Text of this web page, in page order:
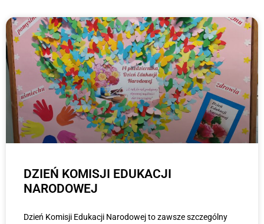
DZIEŃ KOMISJI EDUKACJI
NARODOWEJ
Dzień Komisji Edukacji Narodowej to zawsze szczególny